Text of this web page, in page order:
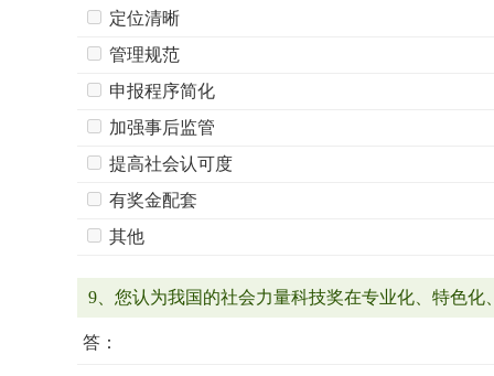
定位清晰
管理规范
申报程序简化
加强事后监管
提高社会认可度
有奖金配套
其他
9、您认为我国的社会力量科技奖在专业化、特色
答：